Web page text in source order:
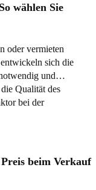
wählen Sie
oder vermieten
sich die
und…
beim Verkauf